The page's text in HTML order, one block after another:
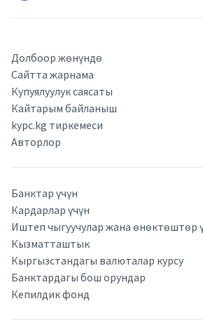
Долбоор жөнүндө
Сайтта жарнама
Купуялуулук саясаты
Кайтарым байланыш
kypc.kg тиркемеси
Авторлор
Банктар үчүн
Кардарлар үчүн
Иштеп чыгуучулар жана өнөктөштөр
Кызматташтык
Кыргызстандагы валюталар курсу
Банктардагы бош орундар
Кепилдик фонд